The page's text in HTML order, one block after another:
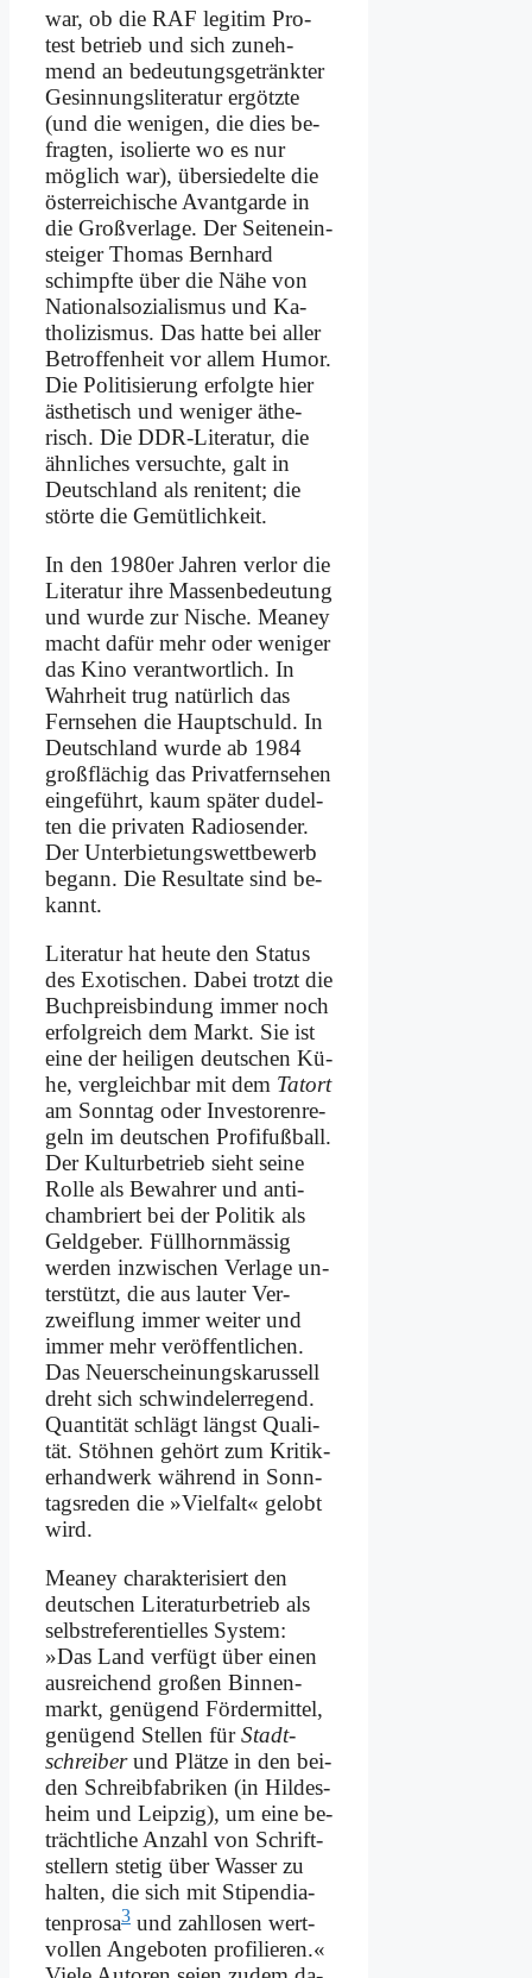
war, ob die RAF le­gi­tim Pro­
test be­trieb und sich zu­neh­
mend an be­deu­tungs­ge­tränk­ter
Ge­sin­nungs­li­te­ra­tur er­götz­te
(und die we­ni­gen, die dies be­
frag­ten, iso­lier­te wo es nur
mög­lich war), über­sie­del­te die
öster­rei­chi­sche Avant­gar­de in
die Groß­ver­la­ge. Der Sei­ten­ein­
stei­ger Tho­mas Bern­hard
schimpf­te über die Nä­he von
Na­tio­nal­so­zia­lis­mus und Ka­
tho­li­zis­mus. Das hat­te bei al­ler
Be­trof­fen­heit vor al­lem Hu­mor.
Die Po­li­ti­sie­rung er­folg­te hier
äs­the­tisch und we­ni­ger äthe­
risch. Die DDR-Li­te­ra­tur, die
ähn­li­ches ver­such­te, galt in
Deutsch­land als re­ni­tent; die
stör­te die Ge­müt­lich­keit.
In den 1980er Jah­ren ver­lor die
Li­te­ra­tur ih­re Mas­sen­be­deu­tung
und wur­de zur Ni­sche. Meaney
macht da­für mehr oder we­ni­ger
das Ki­no ver­ant­wort­lich. In
Wahr­heit trug na­tür­lich das
Fern­se­hen die Haupt­schuld. In
Deutsch­land wur­de ab 1984
groß­flä­chig das Pri­vat­fern­se­hen
ein­ge­führt, kaum spä­ter du­del­
ten die pri­va­ten Ra­dio­sen­der.
Der Un­ter­bie­tungs­wett­be­werb
be­gann. Die Re­sul­ta­te sind be­
kannt.
Li­te­ra­tur hat heu­te den Sta­tus
des Exo­ti­schen. Da­bei trotzt die
Buch­preis­bin­dung im­mer noch
er­folg­reich dem Markt. Sie ist
ei­ne der hei­li­gen deut­schen Kü­
he, ver­gleich­bar mit dem Tat­ort
am Sonn­tag oder In­ve­sto­ren­re­
geln im deut­schen Pro­fi­fuß­ball.
Der Kul­tur­be­trieb sieht sei­ne
Rol­le als Be­wah­rer und an­ti­
cham­briert bei der Po­li­tik als
Geld­ge­ber. Füll­horn­mä­ssig
wer­den in­zwi­schen Ver­la­ge un­
ter­stützt, die aus lau­ter Ver­
zweif­lung im­mer wei­ter und
im­mer mehr ver­öf­fent­li­chen.
Das Neu­erschei­nungs­ka­rus­sell
dreht sich schwin­del­erre­gend.
Quan­ti­tät schlägt längst Qua­li­
tät. Stöh­nen ge­hört zum Kri­ti­k­
er­hand­werk wäh­rend in Sonn­
tags­re­den die »Viel­falt« ge­lobt
wird.
Meaney cha­rak­te­ri­siert den
deut­schen Li­te­ra­tur­be­trieb als
selbst­re­fe­ren­ti­el­les Sy­stem:
»Das Land ver­fügt über ei­nen
aus­rei­chend gro­ßen Bin­nen­
markt, ge­nü­gend För­der­mit­tel,
ge­nü­gend Stel­len fürStadt­
schrei­berund Plät­ze in den bei­
den Schreib­fa­bri­ken (in Hil­des­
heim und Leip­zig), um ei­ne be­
trächt­li­che An­zahl von Schrift­
stel­lern ste­tig über Was­ser zu
hal­ten, die sich mit Sti­pen­dia­
ten­pro­sa3 und zahl­lo­sen wert­
vol­len An­ge­bo­ten pro­fi­lie­ren.«